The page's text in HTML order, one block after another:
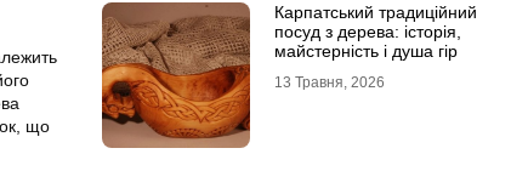
що
Карпатський традиційний
посуд з дерева: історія,
майстерність і душа гір
13 Травня, 2026